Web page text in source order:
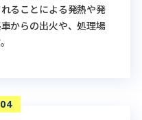
ることによる発熱や発
からの出火や、処理場